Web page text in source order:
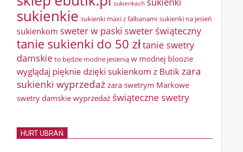
sukienkach
sukienkie sukienki maxi z falbanami sukienki na jesień
sukienkom sweter w paski sweter świąteczny
tanie sukienki do 50 złtanie swetry
damskie to będzie modne jesienią w modnej bloozie
wyglądaj pięknie dzięki sukienkom z Butikzara
sukienki wyprzedażzara swetrym Markowe
swetry damskie wyprzedaż świąteczne swetry
HURT UBRAŃ